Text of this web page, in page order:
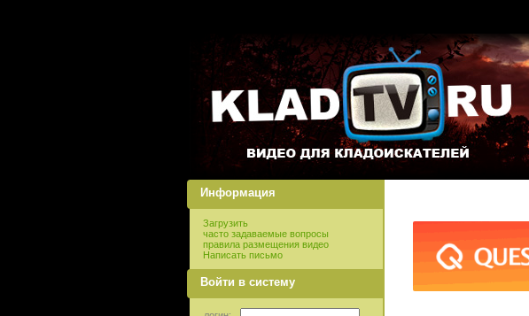
Информация
Загрузить
часто задаваемые вопросы
правила размещения видео
Написать письмо
Войти в систему